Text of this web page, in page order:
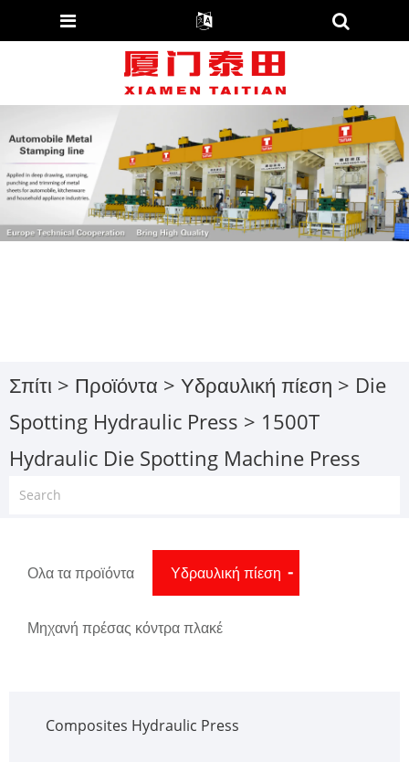
Σπίτι > Προϊόντα > Υδραυλική πίεση > Die
Spotting Hydraulic Press > 1500T
Hydraulic Die Spotting Machine Press
Ολα τα προϊόντα Υδραυλική πίεση
Μηχανή πρέσας κόντρα πλακέ
Composites Hydraulic Press